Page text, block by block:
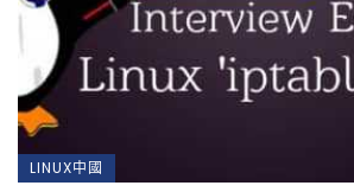
LINUX中國